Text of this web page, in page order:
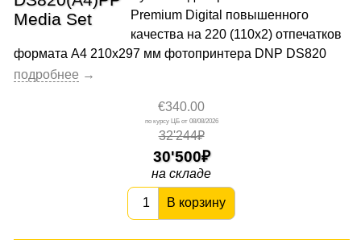
Premium Digital повышенного
качества на 220 (110х2) отпечатков
формата A4 210x297 мм фотопринтера DNP DS820
€340.00
08/08/2026
32'244₽
30'500
на складе
В корзину